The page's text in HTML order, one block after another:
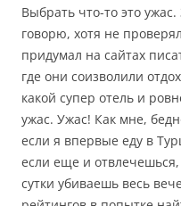
Выбрать что-то это
говорю, хотя не
придумал на сайтах
где они соизволили
какой супер отель и
ужас. Ужас! Как мне,
если я впервые еду в
если еще и
сутки убиваешь весь